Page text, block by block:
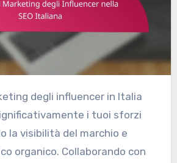
i tuoi sforzi
la visibilità del marchio e
organico. Collaborando con